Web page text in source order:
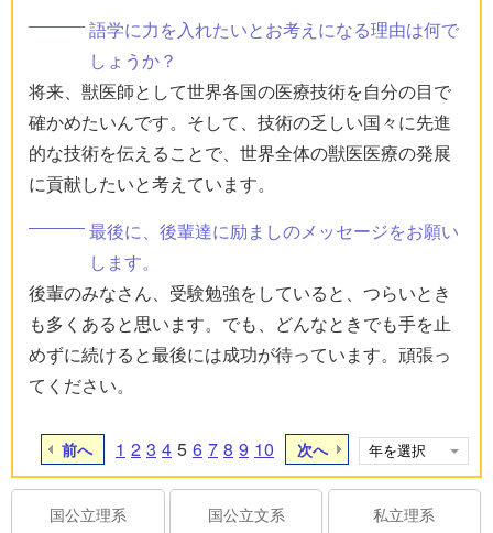
語学に力を入れたいとお考えになる理由は何で
しょうか？
将来、獣医師として世界各国の医療技術を自分の目で
確かめたいんです。そして、技術の乏しい国々に先進
的な技術を伝えることで、世界全体の獣医医療の発展
に貢献したいと考えています。
最後に、後輩達に励ましのメッセージをお願い
します。
後輩のみなさん、受験勉強をしていると、つらいとき
も多くあると思います。でも、どんなときでも手を止
めずに続けると最後には成功が待っています。頑張っ
てください。
前へ 1 2 3 4 5 6 7 8 9 10 次へ
国公立理系 国公立文系 私立理系